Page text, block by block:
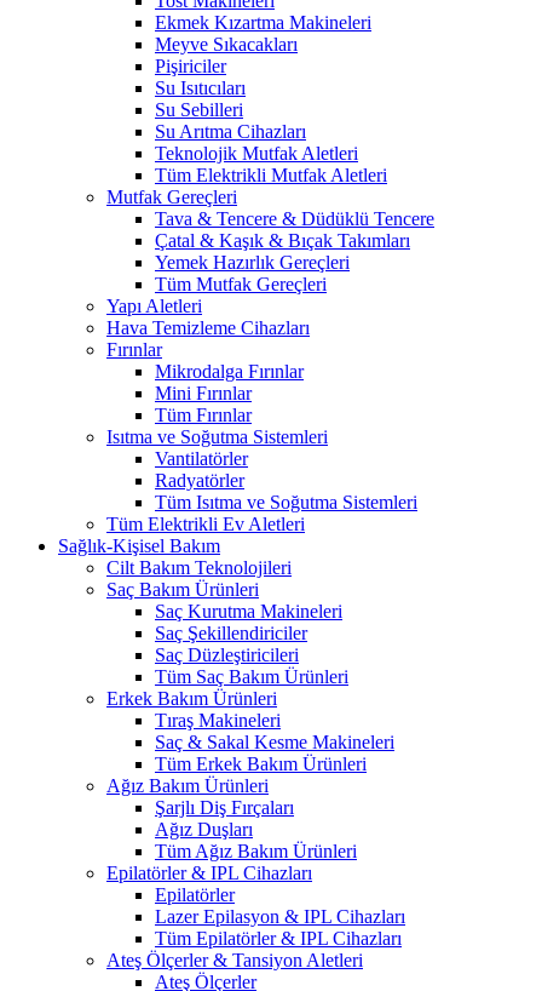
Ekmek Kızartma Makineleri
Meyve Sıkacakları
Pişiriciler
Su Isıtıcıları
Su Sebilleri
Su Arıtma Cihazları
Teknolojik Mutfak Aletleri
Tüm Elektrikli Mutfak Aletleri
Mutfak Gereçleri
Tava & Tencere & Düdüklü Tencere
Çatal & Kaşık & Bıçak Takımları
Yemek Hazırlık Gereçleri
Tüm Mutfak Gereçleri
Yapı Aletleri
Hava Temizleme Cihazları
Fırınlar
Mikrodalga Fırınlar
Mini Fırınlar
Tüm Fırınlar
Isıtma ve Soğutma Sistemleri
Vantilatörler
Radyatörler
Tüm Isıtma ve Soğutma Sistemleri
Tüm Elektrikli Ev Aletleri
Sağlık-Kişisel Bakım
Cilt Bakım Teknolojileri
Saç Bakım Ürünleri
Saç Kurutma Makineleri
Saç Şekillendiriciler
Saç Düzleştiricileri
Tüm Saç Bakım Ürünleri
Erkek Bakım Ürünleri
Tıraş Makineleri
Saç & Sakal Kesme Makineleri
Tüm Erkek Bakım Ürünleri
Ağız Bakım Ürünleri
Şarjlı Diş Fırçaları
Ağız Duşları
Tüm Ağız Bakım Ürünleri
Epilatörler & IPL Cihazları
Epilatörler
Lazer Epilasyon & IPL Cihazları
Tüm Epilatörler & IPL Cihazları
Ateş Ölçerler & Tansiyon Aletleri
Ateş Ölçerler